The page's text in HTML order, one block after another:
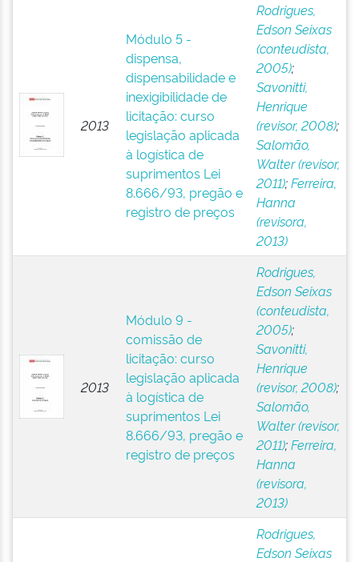
2013
Módulo 5 -
dispensa,
dispensabilidade e
inexigibilidade de
licitação: curso
legislação aplicada
à logística de
suprimentos Lei
8.666/93, pregão e
registro de preços
Rodrigues,
Edson Seixas
(conteudista,
2005);
Savonitti,
Henrique
(revisor, 2008);
Salomão,
Walter (revisor,
2011);Ferreira,
Hanna
(revisora,
2013)
2013
Módulo 9 -
comissão de
licitação: curso
legislação aplicada
à logística de
suprimentos Lei
8.666/93, pregão e
registro de preços
Rodrigues,
Edson Seixas
(conteudista,
2005);
Savonitti,
Henrique
(revisor, 2008);
Salomão,
Walter (revisor,
2011);Ferreira,
Hanna
(revisora,
2013)
Rodrigues,
Edson Seixas